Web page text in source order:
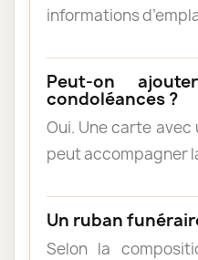
informations
Peut-on
condoléances ?
Oui. Une carte
peut accompagner
Un ruban
Selon la